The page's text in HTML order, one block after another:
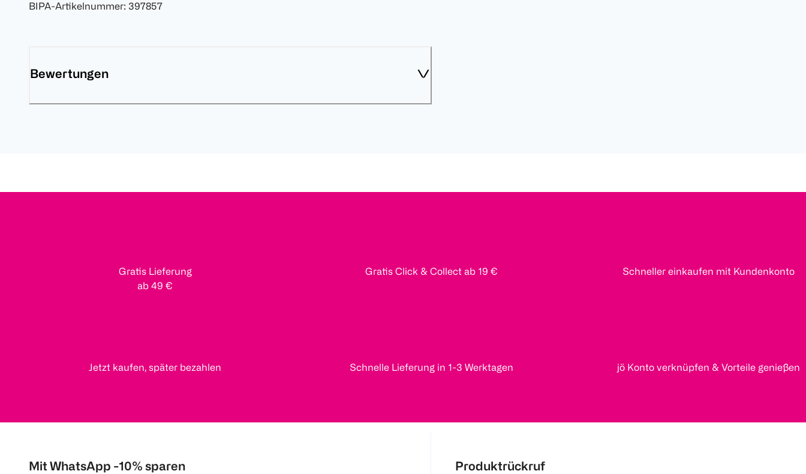
BIPA-Artikelnummer: 397857
Bewertungen
Gratis Lieferung
ab 49 €
Gratis Click & Collect ab 19 € Schneller einkaufen mit Kundenkonto
Jetzt kaufen, später bezahlen Schnelle Lieferung in 1-3 Werktagen jö Konto verknüpfen & Vorteile genießen
Mit WhatsApp -10% sparen Produktrückruf